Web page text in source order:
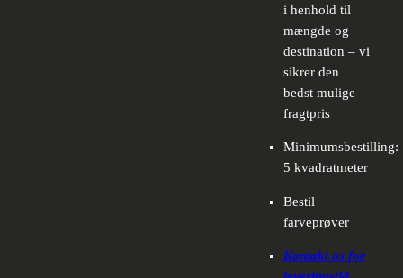
i henhold til
mængde og
destination – vi
sikrer den
bedst mulige
fragtpris
Minimumsbestilling:
5 kvadratmeter
Bestil
farveprøver
Kontakt os for